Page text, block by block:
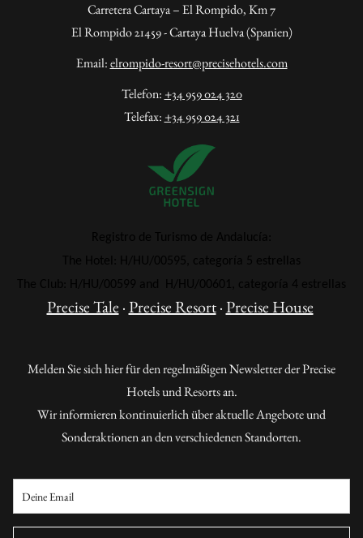
Carretera Cartaya – El Rompido, Km 7
El Rompido 21459 - Cartaya Huelva (Spanien)
Email:elrompido-resort@precisehotels.com
Telefon: +34 959 024 320
Telefax: +34 959 024 321
Precise Tale ·Precise Resort·Precise House
Melden Sie sich hier für den regelmäßigen Newsletter der Precise
Hotels und Resorts an.
Wir informieren kontinuierlich über aktuelle Angebote und
Sonderaktionen an den verschiedenen Standorten.